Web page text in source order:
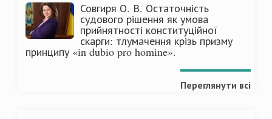
Совгиря О. В. Остаточність
судового рішення як умова
прийнятності конституційної
скарги: тлумачення крізь призму
принципу «in dubio pro homine».
Переглянути всі